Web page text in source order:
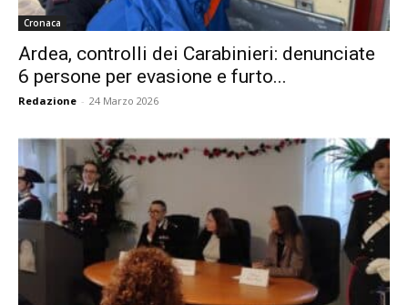
Cronaca
Ardea, controlli dei Carabinieri: denunciate
6 persone per evasione e furto...
Redazione - 24 Marzo 2026